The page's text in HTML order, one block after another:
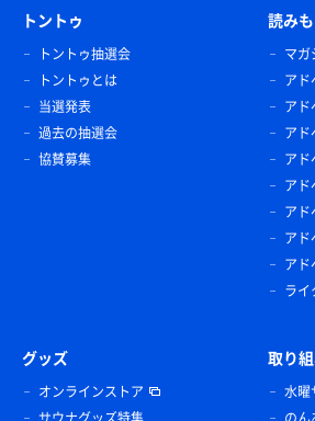
トントゥ
トントゥ抽選会
トントゥとは
当選発表
過去の抽選会
協賛募集
読み
マガ
ア
ア
ア
ア
ア
ア
ア
ア
ライ
グッズ
オンラインストア
取り
水曜